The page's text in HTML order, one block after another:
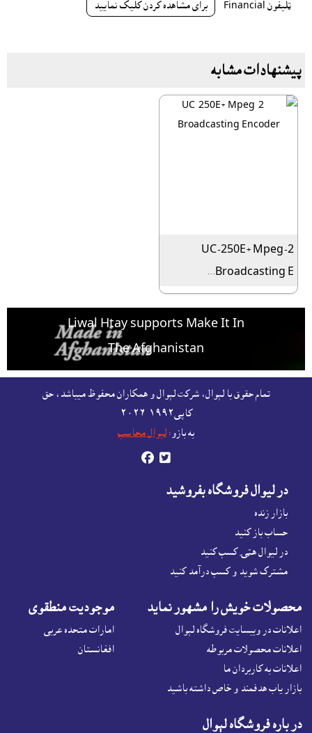
ټليفون Financial براى مشاهده کردن کليک نماييد
پیشنهادات مشابه
UC-250E+ Mpeg-2
Broadcasting E...
Liwal Htay supports Make It In
The Afghanistan
Afghanistan products,
تمام حقوق با لېوال، شرکت لېوال و همکاران محفوظ ميباشد، حق
کاپى١٩٩٢-۲۰۲٦
به بازو: لېوال محاسب
 
در ليوال فروشگاه بفروشيد
بازار زنده
حساب باز کنيد
در لیوال هټۍ کسب کنید
مشترک شوید و کسب درآمد کنید
محصولات خويش را مشهور نمايد
اعلانات در ويبسايت فروشگاه لېوال
اعلانات محصولات مربوطه
اعلانات به کاربردان ما
بازار ياب هدفمند و خاص داشته باشيد
موجوديت منطقوى
امارات متحده عربی
افغانستان
در باره فروشگاه لېوال